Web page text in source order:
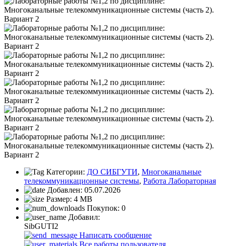
Категории: ДО СИБГУТИ, Многоканальные
телекоммуникационные системы, Работа Лабораторная
Добавлен: 05.07.2026
Размер: 4 MB
Покупок: 0
Добавил:
SibGUTI2
Написать сообщение
Все работы пользователя